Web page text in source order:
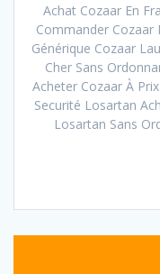
Achat Cozaar En
Commander Cozaar
Générique Cozaar
Cher Sans
Acheter Cozaar À
Securité Losartan
Losartan Sans